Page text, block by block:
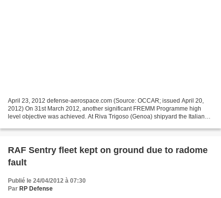
April 23, 2012 defense-aerospace.com (Source: OCCAR; issued April 20,
2012) On 31st March 2012, another significant FREMM Programme high
level objective was achieved. At Riva Trigoso (Genoa) shipyard the Italian
RAF Sentry fleet kept on ground due to radome
fault
Publié le 24/04/2012 à 07:30
Par RP Defense